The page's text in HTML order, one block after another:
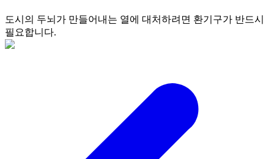
도시의 두뇌가 만들어내는 열에 대처하려면 환기구가 반드시
필요합니다.